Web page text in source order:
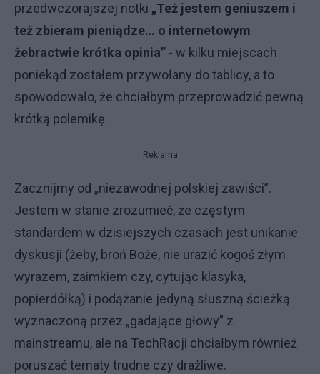
przedwczorajszej notki „Też jestem geniuszem i
też zbieram pieniądze… o internetowym
żebractwie krótka opinia” - w kilku miejscach
poniekąd zostałem przywołany do tablicy, a to
spowodowało, że chciałbym przeprowadzić pewną
krótką polemikę.
Reklama
Zacznijmy od „niezawodnej polskiej zawiści”.
Jestem w stanie zrozumieć, że częstym
standardem w dzisiejszych czasach jest unikanie
dyskusji (żeby, broń Boże, nie urazić kogoś złym
wyrazem, zaimkiem czy, cytując klasyka,
popierdółką) i podążanie jedyną słuszną ścieżką
wyznaczoną przez „gadające głowy” z
mainstreamu, ale na TechRacji chciałbym również
poruszać tematy trudne czy drażliwe.